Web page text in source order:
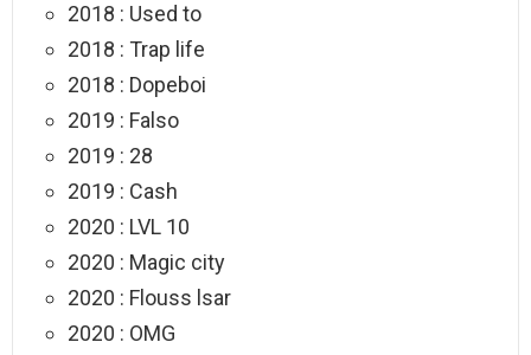
2018 : Used to
2018 : Trap life
2018 : Dopeboi
2019 : Falso
2019 : 28
2019 : Cash
2020 : LVL 10
2020 : Magic city
2020 : Flouss lsar
2020 : OMG